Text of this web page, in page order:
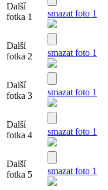
Další
fotka 1
smazat foto 1
Další
fotka 2
smazat foto 1
Další
fotka 3
smazat foto 1
Další
fotka 4
smazat foto 1
Další
fotka 5
smazat foto 1